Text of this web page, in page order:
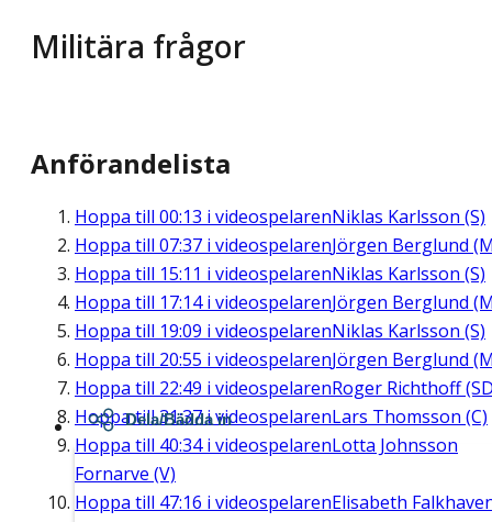
Militära frågor
Anförandelista
Hoppa till 00:13 i videospelarenNiklas Karlsson (S)
Hoppa till 07:37 i videospelarenJörgen Berglund
Hoppa till 15:11 i videospelarenNiklas Karlsson (S)
Hoppa till 17:14i videospelarenJörgen Berglund
Hoppa till 19:09 i videospelarenNiklas Karlsson (S)
Hoppa till 20:55 i videospelarenJörgen Berglund
Hoppa till 22:49 i videospelarenRoger Richthoff
Hoppa till31:37i videospelarenLars Thomsson (C)
Hoppa till 40:34i videospelarenLotta Johnsson
Fornarve (V)
Hoppa till 47:16 i videospelarenElisabeth
Dela/Bädda in